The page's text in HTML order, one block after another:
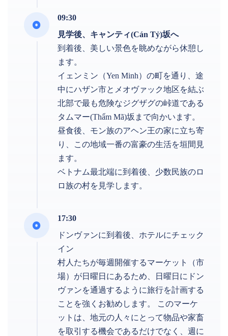
09:30
見学後、キャンティ(Cán Tỷ)坂へ
到着後、美しい景色を眺めながら休憩し
ます。
イェンミン（Yen Minh）の町を通り、途
中にハザン市とメオヴァック地区を結ぶ
北部で最も危険なジグザグの峠道である
タムマー(Thẩm Mã)坂まで向かいます。
昼食後、モン族のアヘン王の家に立ち寄
り、この地域一番の富豪の生活を垣間見
ます。
ベトナム最北端に到着後、少数民族のロ
ロ族の村を見学します。
17:30
ドンヴァンに到着後、ホテルにチェック
イン
村人たちが毎週開催するマーケット（市
場）が日曜日にあるため、日曜日にドン
ヴァンを通過するように旅行を計画する
ことを強くお勧めします。 このマーケ
ットは、地元の人々にとって物品や家畜
を取引する機会であるだけでなく、週に